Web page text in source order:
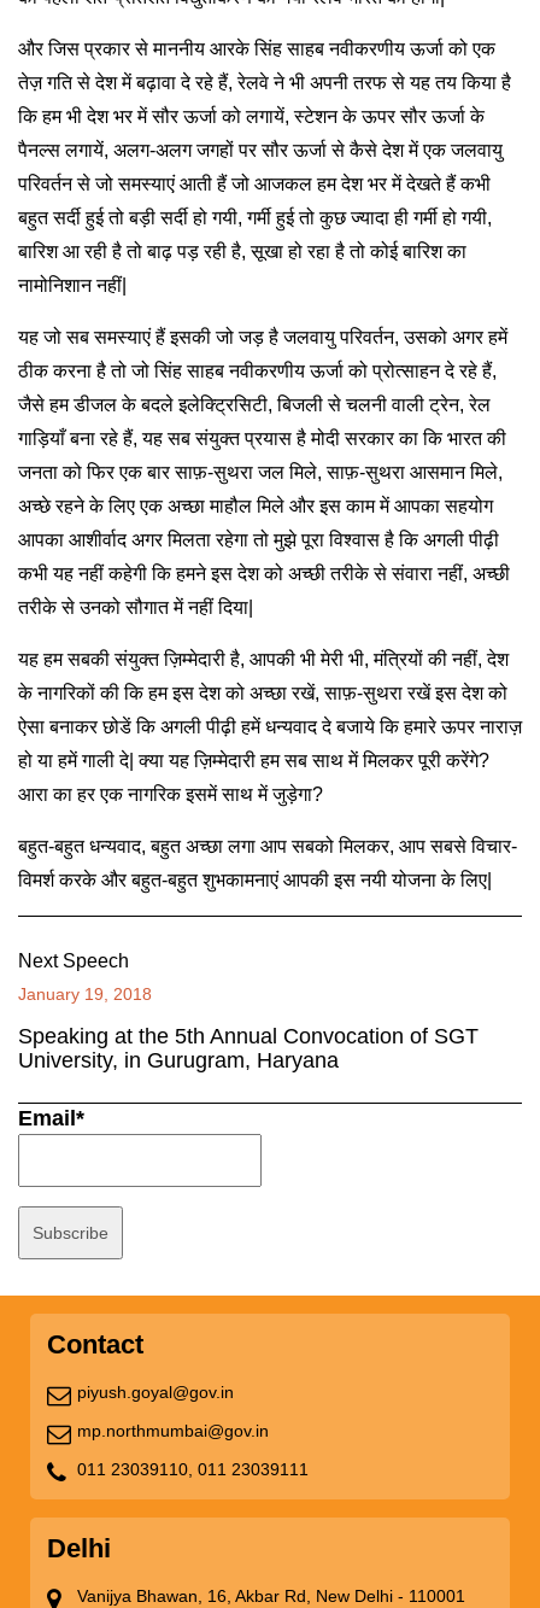
और जिस प्रकार से माननीय आरके सिंह साहब नवीकरणीय ऊर्जा को एक
तेज़ गति से देश में बढ़ावा दे रहे हैं, रेलवे ने भी अपनी तरफ से यह तय किया है
कि हम भी देश भर में सौर ऊर्जा को लगायें, स्टेशन के ऊपर सौर ऊर्जा के
पैनल्स लगायें, अलग-अलग जगहों पर सौर ऊर्जा से कैसे देश में एक जलवायु
परिवर्तन से जो समस्याएं आती हैं जो आजकल हम देश भर में देखते हैं कभी
बहुत सर्दी हुई तो बड़ी सर्दी हो गयी, गर्मी हुई तो कुछ ज्यादा ही गर्मी हो गयी,
बारिश आ रही है तो बाढ़ पड़ रही है, सूखा हो रहा है तो कोई बारिश का
नामोनिशान नहीं|
यह जो सब समस्याएं हैं इसकी जो जड़ है जलवायु परिवर्तन, उसको अगर हमें
ठीक करना है तो जो सिंह साहब नवीकरणीय ऊर्जा को प्रोत्साहन दे रहे हैं,
जैसे हम डीजल के बदले इलेक्ट्रिसिटी, बिजली से चलनी वाली ट्रेन, रेल
गाड़ियाँ बना रहे हैं, यह सब संयुक्त प्रयास है मोदी सरकार का कि भारत की
जनता को फिर एक बार साफ़-सुथरा जल मिले, साफ़-सुथरा आसमान मिले,
अच्छे रहने के लिए एक अच्छा माहौल मिले और इस काम में आपका सहयोग
आपका आशीर्वाद अगर मिलता रहेगा तो मुझे पूरा विश्वास है कि अगली पीढ़ी
कभी यह नहीं कहेगी कि हमने इस देश को अच्छी तरीके से संवारा नहीं, अच्छी
तरीके से उनको सौगात में नहीं दिया|
यह हम सबकी संयुक्त ज़िम्मेदारी है, आपकी भी मेरी भी, मंत्रियों की नहीं, देश
के नागरिकों की कि हम इस देश को अच्छा रखें, साफ़-सुथरा रखें इस देश को
ऐसा बनाकर छोडें कि अगली पीढ़ी हमें धन्यवाद दे बजाये कि हमारे ऊपर नाराज़
हो या हमें गाली दे| क्या यह ज़िम्मेदारी हम सब साथ में मिलकर पूरी करेंगे?
आरा का हर एक नागरिक इसमें साथ में जुड़ेगा?
बहुत-बहुत धन्यवाद, बहुत अच्छा लगा आप सबको मिलकर, आप सबसे विचार-
विमर्श करके और बहुत-बहुत शुभकामनाएं आपकी इस नयी योजना के लिए|
Next Speech
January 19, 2018
Speaking at the 5th Annual Convocation of SGT
University, in Gurugram, Haryana
Email*
Contact
piyush.goyal@gov.in
mp.northmumbai@gov.in
011 23039110, 011 23039111
Delhi
Vanijya Bhawan, 16, Akbar Rd, New Delhi - 110001